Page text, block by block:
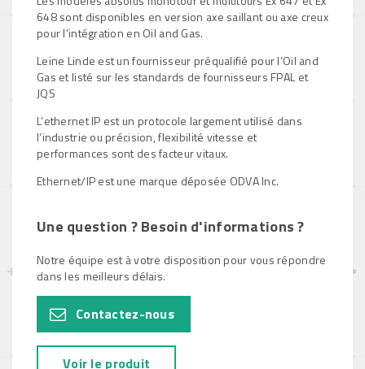
648 sont disponibles en version axe saillant ou axe creux
pour l’intégration en Oil and Gas.
Leine Linde est un fournisseur préqualifié pour l’Oil and
Gas et listé sur les standards de fournisseurs FPAL et
JQS
L’ethernet IP est un protocole largement utilisé dans
l’industrie ou précision, flexibilité vitesse et
performances sont des facteur vitaux.
Ethernet/IP est une marque déposée ODVA Inc.
Une question ? Besoin d'informations ?
Notre équipe est à votre disposition pour vous répondre
dans les meilleurs délais.
Contactez-nous
Voir le produit